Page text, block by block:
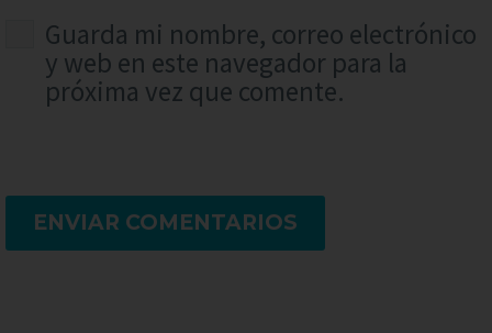
Guarda mi nombre, correo electrónico
y web en este navegador para la
próxima vez que comente.
ENVIAR COMENTARIOS